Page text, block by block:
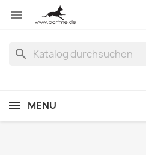

search
MENU